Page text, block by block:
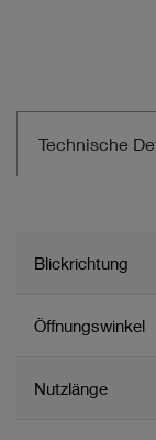
Technische
Blickrichtung
Öffnungswinkel
Nutzlänge